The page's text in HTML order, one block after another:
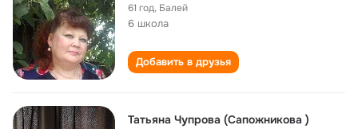
61 год, Балей
6 школа
Добавить в друзья
Татьяна Чупрова (Сапожникова )